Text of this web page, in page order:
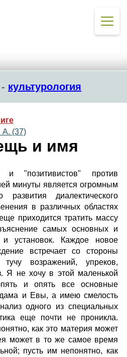
- культурология
А. (37)
и имя
и "позитивистов" против
минуты является огромным
развития диалектического
в различных областях
приходится тратить массу
самых основных и
и установок. Каждое новое
встречает со стороны
тучу возражений, упреков,
Я не хочу в этой маленькой
и опять все основные
и Евы, а имею смелость
одного из специальных
еще почти не проникла.
как это материя может
может в то же самое время
пусть им непонятно, как